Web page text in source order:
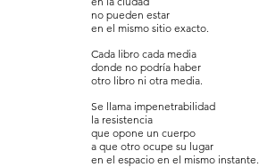
no pueden estar
en el mismo sitio exacto.
Cada libro cada media
donde no podría haber
otro libro ni otra media.
Se llama impenetrabilidad
la resistencia
que opone un cuerpo
a que otro ocupe su lugar
en el espacio en el mismo instante.